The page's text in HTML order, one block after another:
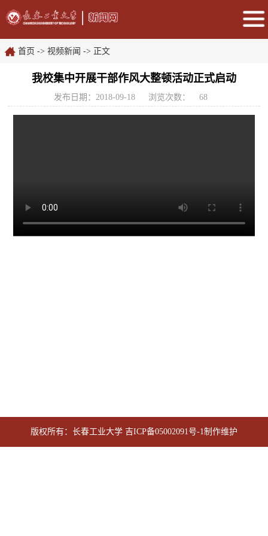
首页 -> 视频新闻 -> 正文
我校集中开展干部作风大整顿活动正式启动
发布日期：2018-09-18 浏览次数： 68
版权所有：长春工业大学 吉ICP备05002091号-1制作维护